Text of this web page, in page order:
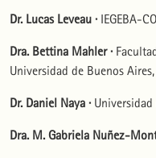
Dr. Lucas Leveau · IEGEBA-
Dra. Bettina Mahler ·
Universidad de Buenos
Dr. Daniel Naya ·
Dra. M. Gabriela Nuñez-